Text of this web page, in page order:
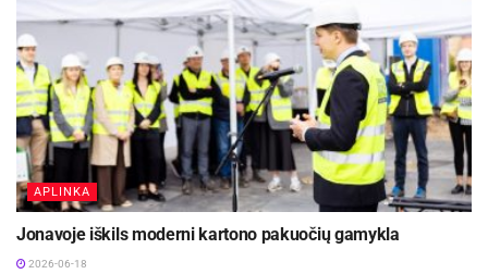
APLINKA
Jonavoje iškils moderni kartono pakuočių gamykla
2026-06-18